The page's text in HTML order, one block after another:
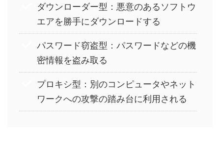
ダウンローダー型：悪意のあるソフトウ
エアを勝手にダウンロードする
パスワード窃盗型：パスワードなどの機
密情報を盗み取る
プロキシ型：別のコンピュータやネット
ワークへの攻撃の踏み台に利用される